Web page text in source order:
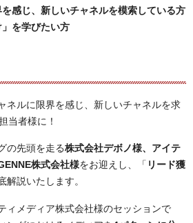
感じ、新しいチャネルを模索している方
を学びたい方
ネルに限界を感じ、新しいチャネルを求
当者様に！
の先頭を走る株式会社デボノ様、アイテ
株式会社様をお迎えし、「 リード獲
解説いたします。
ィメディア株式会社様のセッションで